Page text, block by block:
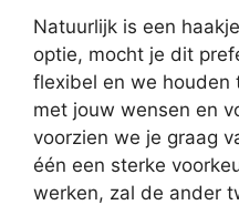
Natuurlijk is een
optie, mocht je dit
flexibel en we houden
met jouw wensen en
voorzien we je graag
één een sterke
werken, zal de ander